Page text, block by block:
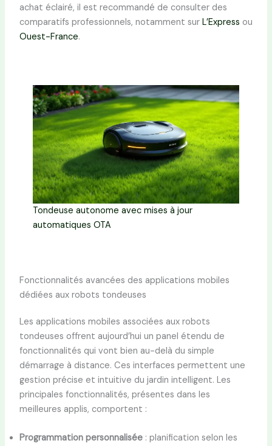
achat éclairé, il est recommandé de consulter des
comparatifs professionnels, notamment sur L’Express ou
Ouest-France.
Tondeuse autonome avec mises à jour
automatiques OTA
Fonctionnalités avancées des applications mobiles
dédiées aux robots tondeuses
Les applications mobiles associées aux robots
tondeuses offrent aujourd’hui un panel étendu de
fonctionnalités qui vont bien au-delà du simple
démarrage à distance. Ces interfaces permettent une
gestion précise et intuitive du jardin intelligent. Les
principales fonctionnalités, présentes dans les
meilleures applis, comportent :
Programmation personnalisée: planification selon les